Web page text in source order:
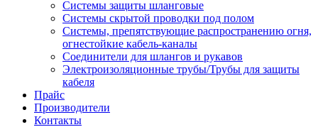
Системы защиты шланговые
Системы скрытой проводки под полом
Системы, препятствующие распространению огня,
огнестойкие кабель-каналы
Соединители для шлангов и рукавов
Электроизоляционные трубы/Трубы для защиты
кабеля
Прайс
Производители
Контакты